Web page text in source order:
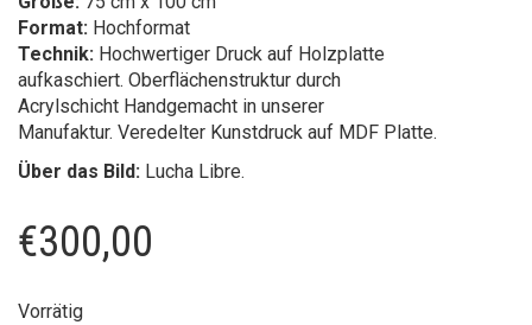
Format: Hochformat
Technik: Hochwertiger Druck auf Holzplatte
aufkaschiert. Oberflächenstruktur durch
Acrylschicht Handgemacht in unserer
Manufaktur. Veredelter Kunstdruck auf MDF Platte.
Über das Bild: Lucha Libre.
€300,00
Vorrätig